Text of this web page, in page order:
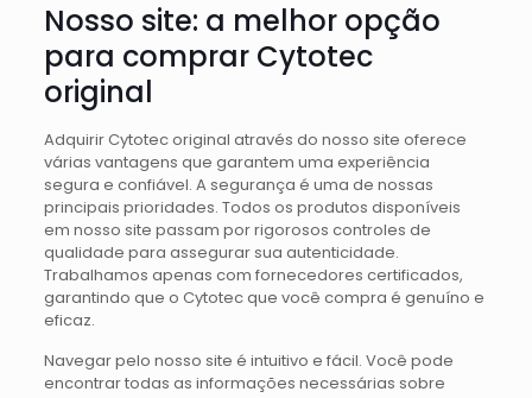
Nosso site: a melhor opção
para comprar Cytotec
original
Adquirir Cytotec original através do nosso site oferece
várias vantagens que garantem uma experiência
segura e confiável. A segurança é uma de nossas
principais prioridades. Todos os produtos disponíveis
em nosso site passam por rigorosos controles de
qualidade para assegurar sua autenticidade.
Trabalhamos apenas com fornecedores certificados,
garantindo que o Cytotec que você compra é genuíno e
eficaz.
Navegar pelo nosso site é intuitivo e fácil. Você pode
encontrar todas as informações necessárias sobre